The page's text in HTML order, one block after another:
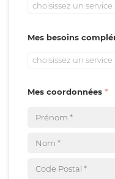
choisissez un service
Mes besoins
choisissez un service
Mes coordonnées